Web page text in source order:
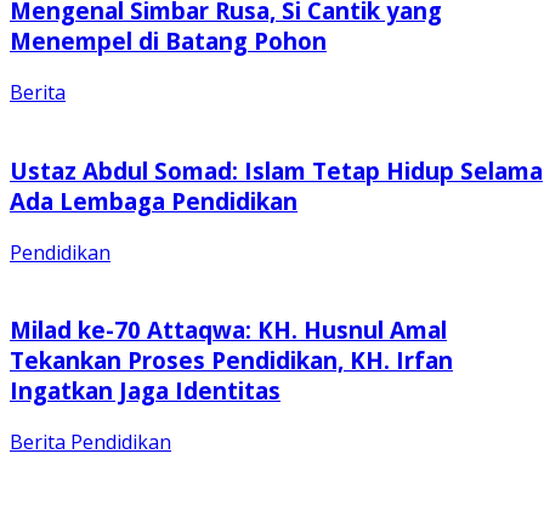
Mengenal Simbar Rusa, Si Cantik yang
Menempel di Batang Pohon
Berita
Ustaz Abdul Somad: Islam Tetap Hidup Selama
Ada Lembaga Pendidikan
Pendidikan
Milad ke-70 Attaqwa: KH. Husnul Amal
Tekankan Proses Pendidikan, KH. Irfan
Ingatkan Jaga Identitas
Berita Pendidikan